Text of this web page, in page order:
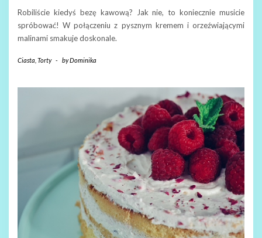
Robiliście kiedyś bezę kawową? Jak nie, to koniecznie musicie
spróbować! W połączeniu z pysznym kremem i orzeźwiającymi
malinami smakuje doskonale.
Ciasta Torty - byDominika